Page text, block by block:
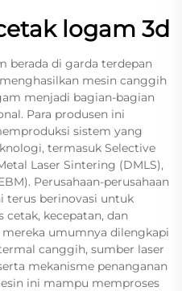
logam 3d
berada di garda terdepan
mesin canggih
menjadi bagian-bagian
Para produsen ini
sistem yang
termasuk Selective
Laser Sintering (DMLS),
Perusahaan-perusahaan
terus berinovasi untuk
kecepatan, dan
umumnya dilengkapi
canggih, sumber laser
mekanisme penanganan
ini mampu memproses